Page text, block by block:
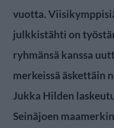
vuotta.
julkkistähti on
ryhmänsä kanssa
merkeissä äskettäin
Jukka Hilden
Seinäjoen